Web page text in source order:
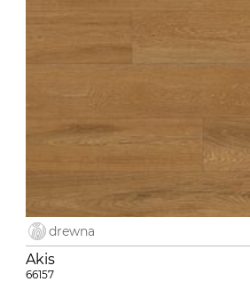
drewna
Akis
66157